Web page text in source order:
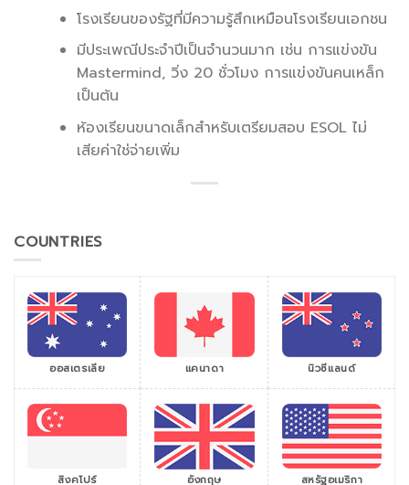
โรงเรียนของรัฐที่มีความรู้สึกเหมือนโรงเรียนเอกชน
มีประเพณีประจำปีเป็นจำนวนมาก เช่น การแข่งขัน
Mastermind, วิ่ง 20 ชั่วโมง การแข่งขันคนเหล็ก
เป็นต้น
ห้องเรียนขนาดเล็กสำหรับเตรียมสอบ ESOL ไม่
เสียค่าใช่จ่ายเพิ่ม
COUNTRIES
ออสเตรเลีย แคนาดา นิวซีแลนด์
สิงคโปร์ อังกฤษ สหรัฐอเมริกา